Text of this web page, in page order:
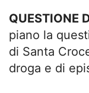
QUESTIONE
piano la
di Santa
droga e di